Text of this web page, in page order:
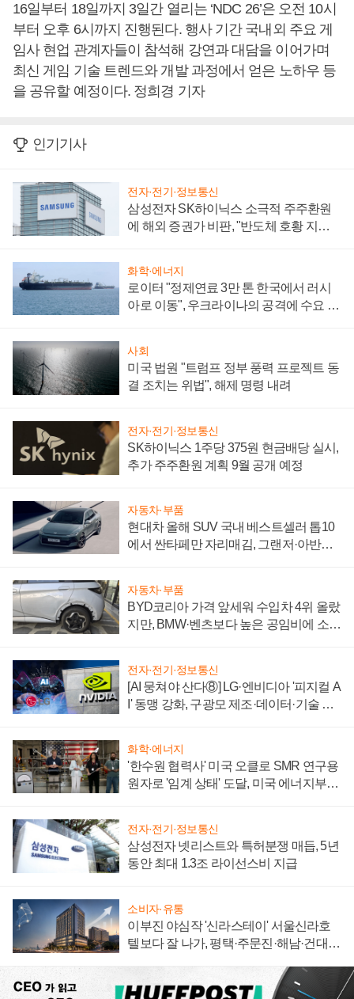
16일부터 18일까지 3일간 열리는 ‘NDC 26’은 오전 10시
부터 오후 6시까지 진행된다. 행사 기간 국내외 주요 게
임사 현업 관계자들이 참석해 강연과 대담을 이어가며
최신 게임 기술 트렌드와 개발 과정에서 얻은 노하우 등
을 공유할 예정이다. 정희경 기자
인기기사
전자·전기·정보통신
삼성전자 SK하이닉스 소극적 주주환원
에 해외 증권가 비판, "반도체 호황 지속
화학·에너지
로이터 "정제연료 3만 톤 한국에서 러시
아로 이동", 우크라이나의 공격에 수요 늘
사회
미국 법원 "트럼프 정부 풍력 프로젝트 동
결 조치는 위법", 해제 명령 내려
전자·전기·정보통신
SK하이닉스 1주당 375원 현금배당 실시,
추가 주주환원 계획 9월 공개 예정
자동차·부품
현대차 올해 SUV 국내 베스트셀러 톱10
에서 싼타페만 자리매김, 그랜저·아반떼
자동차·부품
BYD코리아 가격 앞세워 수입차 4위 올랐
지만, BMW·벤츠보다 높은 공임비에 소비
전자·전기·정보통신
[AI 뭉쳐야 산다⑧] LG·엔비디아 '피지컬 A
I' 동맹 강화, 구광모 제조·데이터·기술 결
화학·에너지
'한수원 협력사' 미국 오클로 SMR 연구용
원자로 '임계 상태' 도달, 미국 에너지부
전자·전기·정보통신
삼성전자 넷리스트와 특허분쟁 매듭, 5년
동안 최대 1.3조 라이선스비 지급
소비자·유통
이부진 야심작 '신라스테이' 서울신라호
텔보다 잘 나가, 평택·주문진·해남·건대로